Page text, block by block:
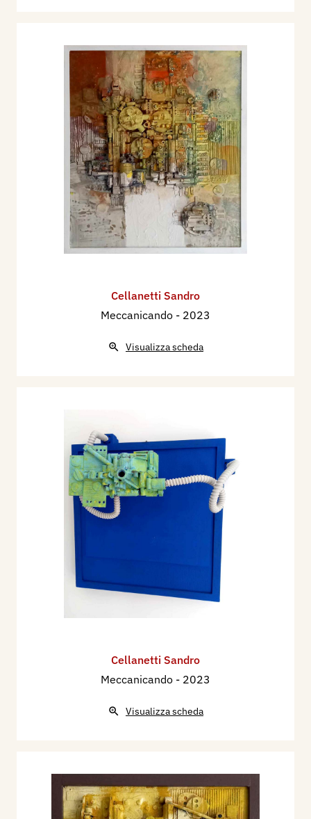
Cellanetti Sandro
Meccanicando - 2023
Visualizza scheda
Cellanetti Sandro
Meccanicando - 2023
Visualizza scheda